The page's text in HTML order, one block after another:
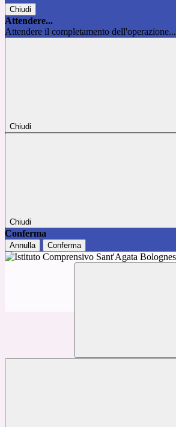
Chiudi
Attendere...
Attendere il completamento dell'operazione...
Chiudi
Chiudi
Conferma
Annulla Conferma